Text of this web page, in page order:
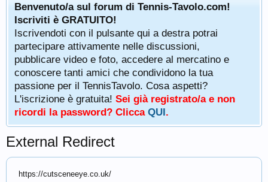
Benvenuto/a sul forum di Tennis-Tavolo.com!
Iscriviti è GRATUITO!
Iscrivendoti con il pulsante qui a destra potrai
partecipare attivamente nelle discussioni,
pubblicare video e foto, accedere al mercatino e
conoscere tanti amici che condividono la tua
passione per il TennisTavolo. Cosa aspetti?
L'iscrizione è gratuita! Sei già registrato/a e non
ricordi la password? Clicca QUI.
External Redirect
https://cutsceneeye.co.uk/